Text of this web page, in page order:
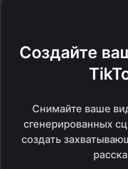
Создайте
Снимайте ваше
сгенерированных
создать